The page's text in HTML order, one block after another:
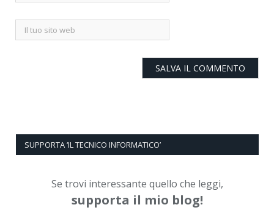
SUPPORTA ‘IL TECNICO INFORMATICO’
Se trovi interessante quello che leggi,
supporta il mio blog!